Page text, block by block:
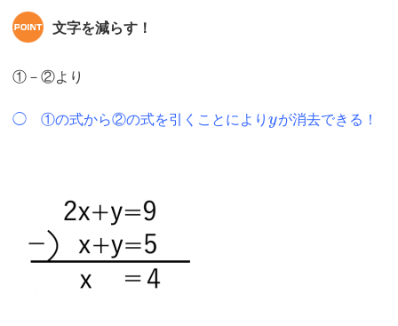
文字を減らす！
①－②より
◯ ①の式から②の式を引くことによりyが消去できる！